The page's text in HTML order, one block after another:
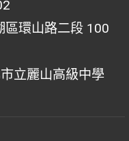
環山路二段 100
立麗山高級中學